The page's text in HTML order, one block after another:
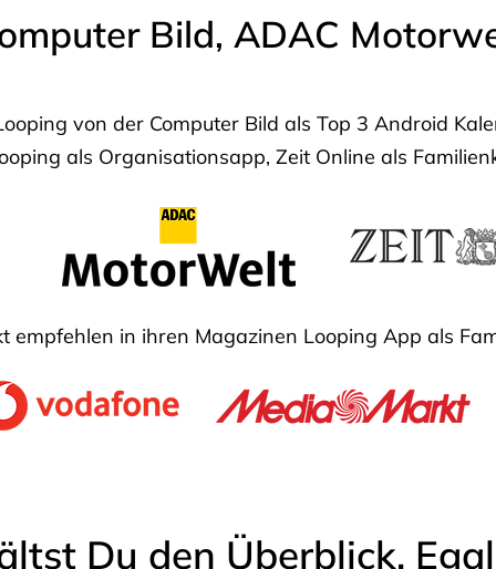
Bild, ADAC
von der Computer Bild als Top 3 Android
als Organisationsapp, Zeit Online als
empfehlen in ihren Magazinen Looping App als
Du den Überblick.